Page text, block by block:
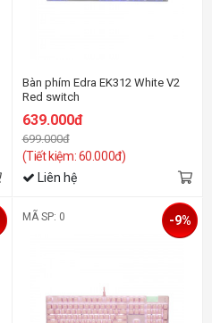
Bàn phím Edra EK312 White V2
Red switch
639.000đ
699.000đ
(Tiết kiệm: 60.000đ)
Liên hệ
MÃ SP: 0 -9%